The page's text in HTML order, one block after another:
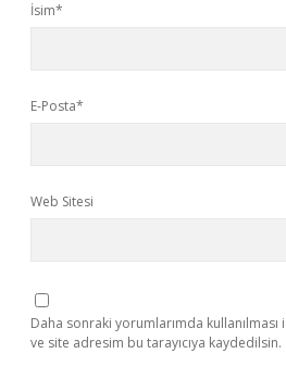
İsim*
E-Posta*
Web Sitesi
Daha sonraki yorumlarımda
ve site adresim bu tarayıcıya kaydedilsin.